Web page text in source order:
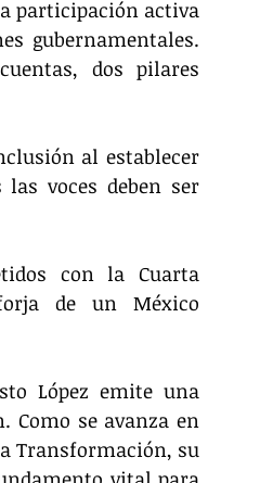
participación activa
gubernamentales.
dos pilares
al establecer
voces deben ser
con la Cuarta
de un México
López emite una
Como se avanza en
Transformación, su